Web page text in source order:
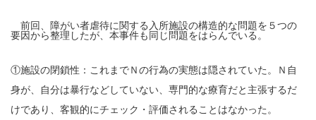
前回、障がい者虐待に関する入所施設の構造的な問題を５つの
要因から整理したが、本事件も同じ問題をはらんでいる。
①施設の閉鎖性：これまでＮの行為の実態は隠されていた。Ｎ自
身が、自分は暴行などしていない、専門的な療育だと主張するだ
けであり、客観的にチェック・評価されることはなかった。